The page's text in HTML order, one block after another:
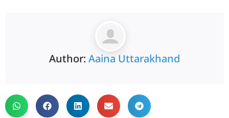
Author: Aaina Uttarakhand